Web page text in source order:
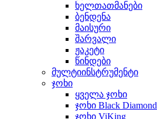
ხელთათმანები
ბენდენა
მაისური
შარვალი
ჟაკეტი
წინდები
მულტიინსტრუმენტი
ჯოხი
ყველა ჯოხი
ჯოხი Black Diamond
ჯოხი ViKing